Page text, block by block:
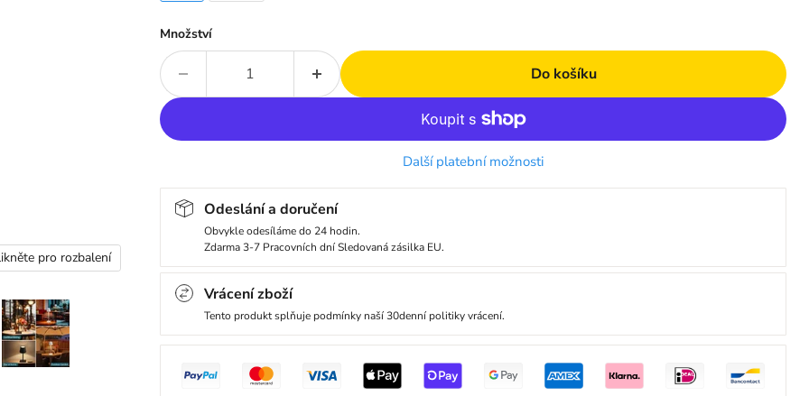
pro rozbalení
Množství
Do košíku
Další platební možnosti
Odeslání a doručení
Obvykle odesíláme do 24 hodin.
Zdarma 3-7 Pracovních dní Sledovaná zásilka EU.
Vrácení zboží
Tento produkt splňuje podmínky naší 30denní politiky vrácení.